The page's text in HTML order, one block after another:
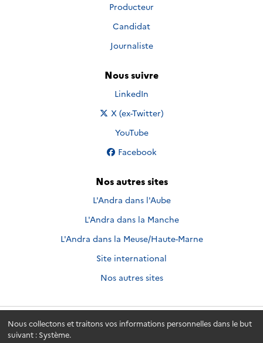
Nous collectons et traitons vos informations personnelles dans le but
suivant : Système.
Producteur
Candidat
Journaliste
Nous suivre
Nous suivre sur
LinkedIn
Nous suivre sur
X (ex-Twitter)
Nous suivre sur
YouTube
Nous suivre sur
Facebook
Nos autres sites
L'Andra dans l'Aube
L'Andra dans la Manche
L'Andra dans la Meuse/Haute-Marne
Site international
Nos autres sites
Andra.fr © 2026 - Andra. Tous droits réservés.